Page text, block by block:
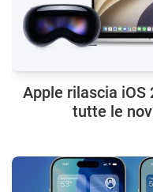
Apple rilascia iOS
tutte le